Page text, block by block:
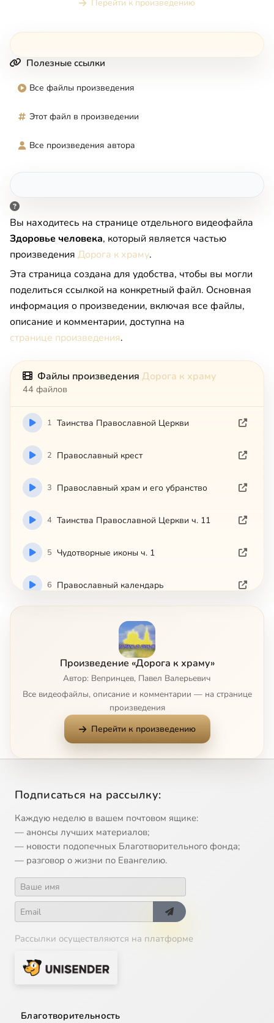
Перейти к произведению
Полезные ссылки
Все файлы произведения
Этот файл в произведении
Все произведения автора
Вы находитесь на странице отдельного видеофайла
Здоровье человека, который является частью
произведения Дорога к храму.
Эта страница создана для удобства, чтобы вы могли
поделиться ссылкой на конкретный файл. Основная
информация о произведении, включая все файлы,
описание и комментарии, доступна на
странице произведения.
Файлы произведения Дорога к храму
44 файлов
1 Таинства Православной Церкви
2 Православный крест
3 Православный храм и его убранство
4 Таинства Православной Церкви ч. 11
5 Чудотворные иконы ч. 1
6 Православный календарь
Христианская мораль и нравственность
Гражданские обязанности христианина
Христианское отношение к животным
14 Православная неделя
15 Монашество
Монашество. Продолжение
17 Борьба со страстями
18 Страстная седьмица
Произведение «Дорога к храму»
Автор: Вепринцев, Павел Валерьевич
Все видеофайлы, описание и комментарии — на странице
произведения
Перейти к произведению
Подписаться на рассылку:
Каждую неделю в вашем почтовом ящике:
— анонсы лучших материалов;
— новости подопечных Благотворительного фонда;
— разговор о жизни по Евангелию.
Рассылки осуществляются на платформе
Благотворительность